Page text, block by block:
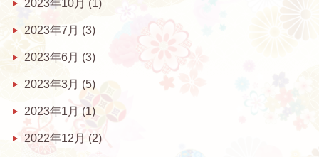
2023年10月 (1)
2023年7月 (3)
2023年6月 (3)
2023年3月 (5)
2023年1月 (1)
2022年12月 (2)